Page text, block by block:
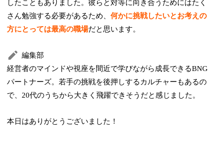
したこともありました。彼らと対等に向き合うためにはたく
さん勉強する必要があるため、何かに挑戦したいとお考えの
方にとっては最高の職場だと思います。
編集部
経営者のマインドや視座を間近で学びながら成長できるBNG
パートナーズ。若手の挑戦を後押しするカルチャーもあるの
で、20代のうちから大きく飛躍できそうだと感じました。
本日はありがとうございました！